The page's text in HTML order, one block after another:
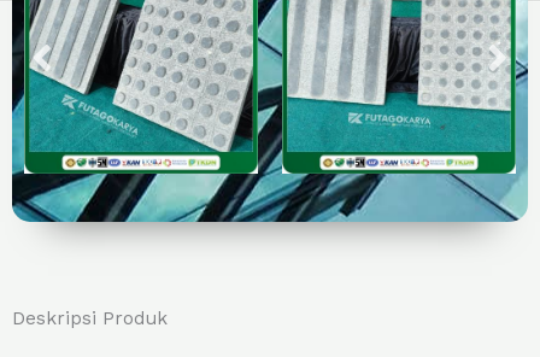
Deskripsi Produk